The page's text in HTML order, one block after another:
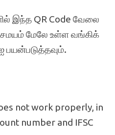
இந்த QR Code வேலை
மேலே உள்ள வங்கிக்
பயன்படுத்தவும்.
not work properly, in
number and IFSC